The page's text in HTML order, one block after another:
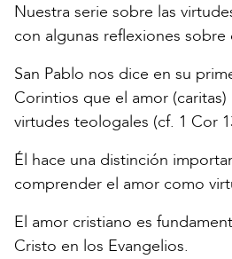
Nuestra serie sobre las
con algunas reflexiones sobre
San Pablo nos dice en su
Corintios que el amor (caritas)
virtudes teologales (cf. 1 Cor
Él hace una distinción
comprender el amor como
El amor cristiano es
Cristo en los Evangelios.